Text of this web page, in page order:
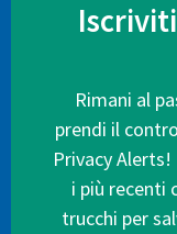
Rimani al
prendi il
Privacy
i più recenti
trucchi per